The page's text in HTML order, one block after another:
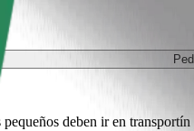
deben ir en